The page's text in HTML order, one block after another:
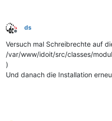
Offline
ds
Versuch mal Schreibrechte auf
/var/www/idoit/src/classes/
)
Und danach die Installation